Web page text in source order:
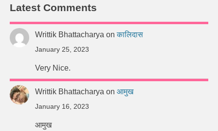
Latest Comments
Writtik Bhattacharya onकालिदास
January 25, 2023
Very Nice.
Writtik Bhattacharya on आमुख
January 16, 2023
आमुख